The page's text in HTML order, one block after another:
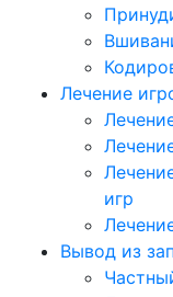
Лечение
игр
Вывод из